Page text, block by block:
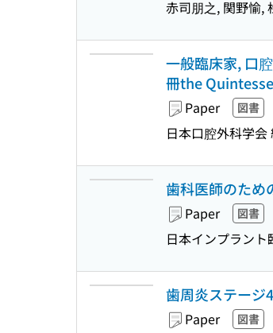
赤司朋之, 関野愉,
一般臨床家, 口
冊the
Paper 図書
日本口腔外科学会
歯科医師のため
Paper 図書
日本インプラント
歯周炎ステージ
Paper 図書